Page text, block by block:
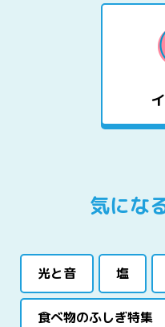
気にな
光と音 塩
食べ物のふしぎ特集